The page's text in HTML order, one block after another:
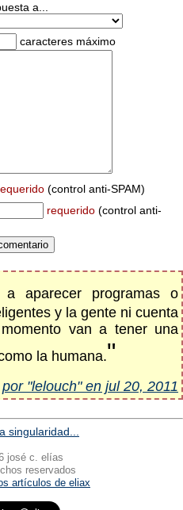
a...
caracteres máximo
(control anti-SPAM)
requerido (control anti-
aparecer programas o
y la gente ni cuenta
van a tener una
la humana."
por "lelouch" en jul 20, 2011
singularidad...
josé c. elías
reservados
artículos de eliax